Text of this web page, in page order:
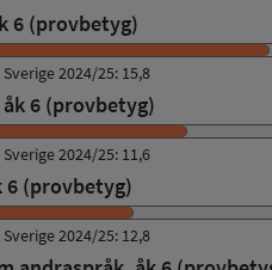
6 (provbetyg)
2024/25: 15,8
6 (provbetyg)
2024/25: 11,6
6 (provbetyg)
2024/25: 12,8